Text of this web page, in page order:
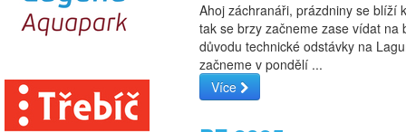
Ahoj záchranáři, prázdniny se blíží
tak se brzy začneme zase vídat na
důvodu technické odstávky na
začneme v pondělí ...
Více